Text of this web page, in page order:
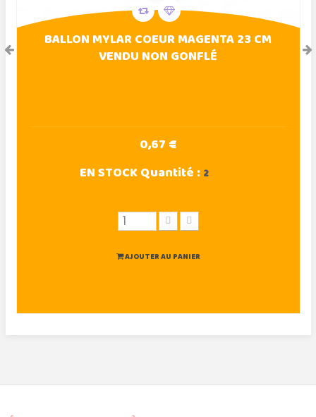
BALLON MYLAR COEUR MAGENTA 23 CM
VENDU NON GONFLÉ
0,67 €
EN STOCKQuantité : 2
AJOUTER AU PANIER